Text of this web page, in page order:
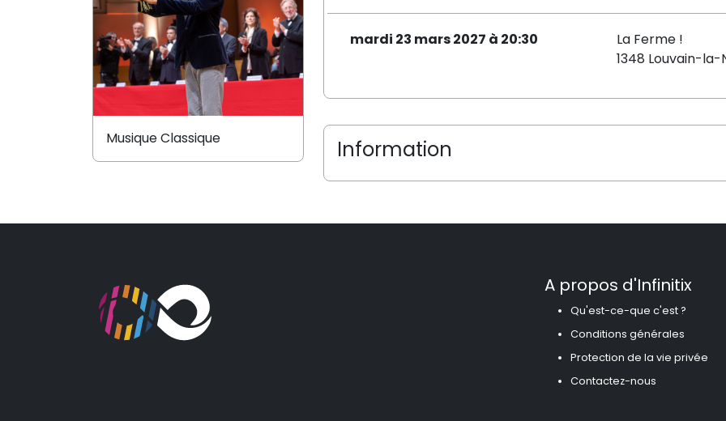
mardi 23 mars 2027 à 20:30
La Ferme !
1348 Louvain-la-
Information
Musique Classique
A propos d'Infinitix
Qu'est-ce-que c'est ?
Conditions générales
Protection de la vie privée
Contactez-nous